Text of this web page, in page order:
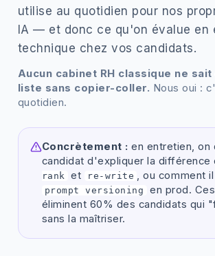
utilise au quotidien pour nos
IA — et donc ce qu'on évalue en
technique chez vos candidats.
Aucun cabinet RH classique ne
liste sans copier-coller. Nous oui :
quotidien.
Concrètement : en entretien, on
candidat d'expliquer la différence
rank
et re-write , ou comment
prompt versioning
en prod.
éliminent 60% des candidats qui
sans la maîtriser.